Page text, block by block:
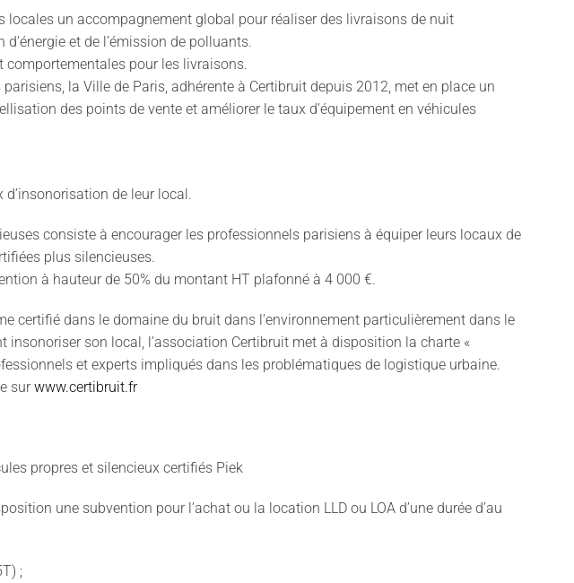
locales un accompagnement global pour réaliser des livraisons de nuit
et de l’émission de polluants.
comportementales pour les livraisons.
la Ville de Paris, adhérente à Certibruit depuis 2012, met en place un
des points de vente et améliorer le taux d’équipement en véhicules
de leur local.
consiste à encourager les professionnels parisiens à équiper leurs locaux de
plus silencieuses.
à hauteur de 50% du montant HT plafonné à 4 000 €.
certifié dans le domaine du bruit dans l’environnement particulièrement dans le
son local, l’association Certibruit met à disposition la charte «
et experts impliqués dans les problématiques de logistique urbaine.
sur www.certibruit.fr
propres et silencieux certifiés Piek
une subvention pour l’achat ou la location LLD ou LOA d’une durée d’au
;